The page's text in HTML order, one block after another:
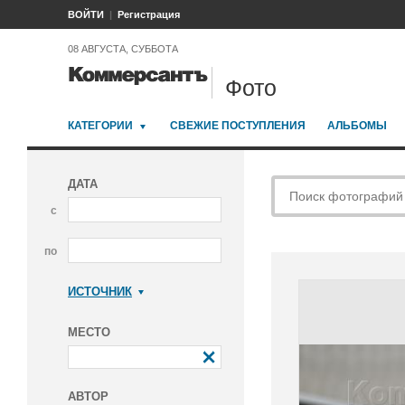
ВОЙТИ Регистрация
08 АВГУСТА, СУББОТА
Фото
КАТЕГОРИИ СВЕЖИЕ ПОСТУПЛЕНИЯ АЛЬБОМЫ
ДАТА
с
по
ИСТОЧНИК
МЕСТО
АВТОР